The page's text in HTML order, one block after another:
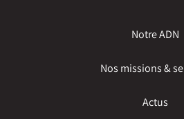
Notre ADN
Nos missions &
Actus